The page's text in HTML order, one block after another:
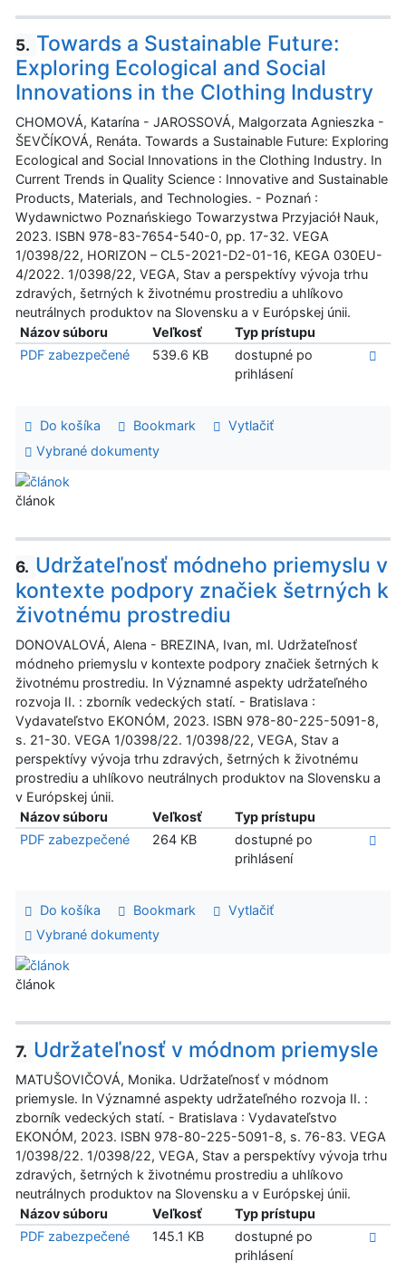
5. Towards a Sustainable Future:
Exploring Ecological and Social
Innovations in the Clothing Industry
CHOMOVÁ, Katarína - JAROSSOVÁ, Malgorzata Agnieszka -
ŠEVČÍKOVÁ, Renáta. Towards a Sustainable Future: Exploring
Ecological and Social Innovations in the Clothing Industry. In
Current Trends in Quality Science : Innovative and Sustainable
Products, Materials, and Technologies. - Poznań :
Wydawnictwo Poznańskiego Towarzystwa Przyjaciół Nauk,
2023. ISBN 978-83-7654-540-0, pp. 17-32. VEGA
1/0398/22, HORIZON – CL5-2021-D2-01-16, KEGA 030EU-
4/2022. 1/0398/22, VEGA, Stav a perspektívy vývoja trhu
zdravých, šetrných k životnému prostrediu a uhlíkovo
neutrálnych produktov na Slovensku a v Európskej únii.
Názov súboru
Veľkosť
Typ prístupu
PDF zabezpečené
539.6 KB
dostupné po
prihlásení
Do košíka Bookmark
Vytlačiť
Vybrané dokumenty
článok
6. Udržateľnosť módneho priemyslu v
kontexte podpory značiek šetrných k
životnému prostrediu
DONOVALOVÁ, Alena - BREZINA, Ivan, ml. Udržateľnosť
módneho priemyslu v kontexte podpory značiek šetrných k
životnému prostrediu. In Významné aspekty udržateľného
rozvoja II. : zborník vedeckých statí. - Bratislava :
Vydavateľstvo EKONÓM, 2023. ISBN 978-80-225-5091-8,
s. 21-30. VEGA 1/0398/22. 1/0398/22, VEGA, Stav a
perspektívy vývoja trhu zdravých, šetrných k životnému
prostrediu a uhlíkovo neutrálnych produktov na Slovensku a
v Európskej únii.
Názov súboru
Veľkosť
Typ prístupu
PDF zabezpečené
264 KB
dostupné po
prihlásení
Do košíka Bookmark
Vytlačiť
Vybrané dokumenty
článok
7. Udržateľnosť v módnom priemysle
MATUŠOVIČOVÁ, Monika. Udržateľnosť v módnom
priemysle. In Významné aspekty udržateľného rozvoja II. :
zborník vedeckých statí. - Bratislava : Vydavateľstvo
EKONÓM, 2023. ISBN 978-80-225-5091-8, s. 76-83. VEGA
1/0398/22. 1/0398/22, VEGA, Stav a perspektívy vývoja trhu
zdravých, šetrných k životnému prostrediu a uhlíkovo
neutrálnych produktov na Slovensku a v Európskej únii.
Názov súboru
Veľkosť
Typ prístupu
PDF zabezpečené
145.1 KB
dostupné po
prihlásení